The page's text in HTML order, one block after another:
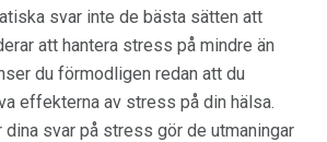
svar inte de bästa sätten att
att hantera stress på mindre än
du förmodligen redan att du
effekterna av stress på din hälsa.
dina svar på stress gör de utmaningar